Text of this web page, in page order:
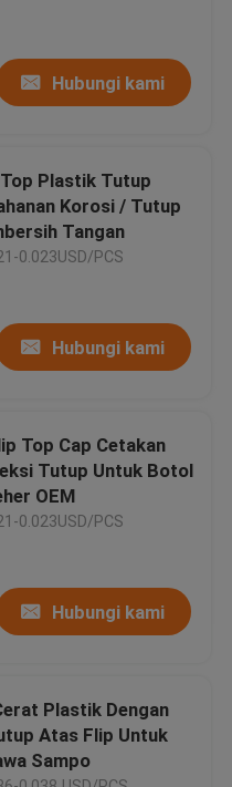
Hubungi kami
Plastik Tutup
Korosi / Tutup
Tangan
0.023USD/PCS
Hubungi kami
Top Cap Cetakan
Tutup Untuk Botol
OEM
0.023USD/PCS
Hubungi kami
Plastik Dengan
Atas Flip Untuk
Sampo